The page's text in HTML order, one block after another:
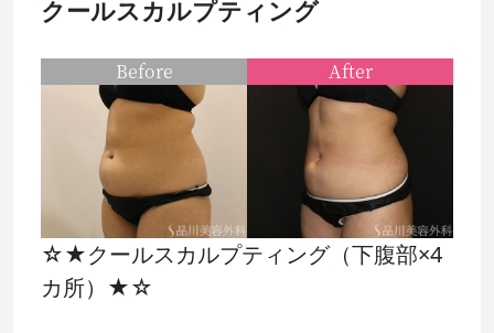
クールスカルプティング
☆★クールスカルプティング（下腹部×4
カ所）★☆
Before After